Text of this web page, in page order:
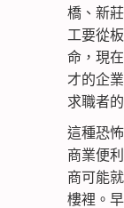
橋、新
工要從
命，現
才的企
求職者
這種恐
商業便
商可能
樓裡。